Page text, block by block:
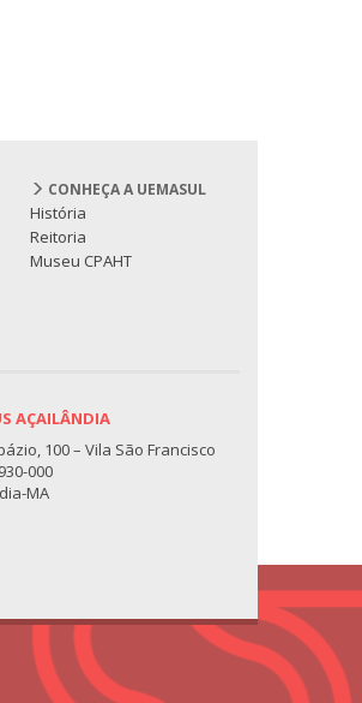
CONHEÇA A UEMASUL
História
Reitoria
Museu CPAHT
AÇAILÂNDIA
100 – Vila São Francisco
000
MA